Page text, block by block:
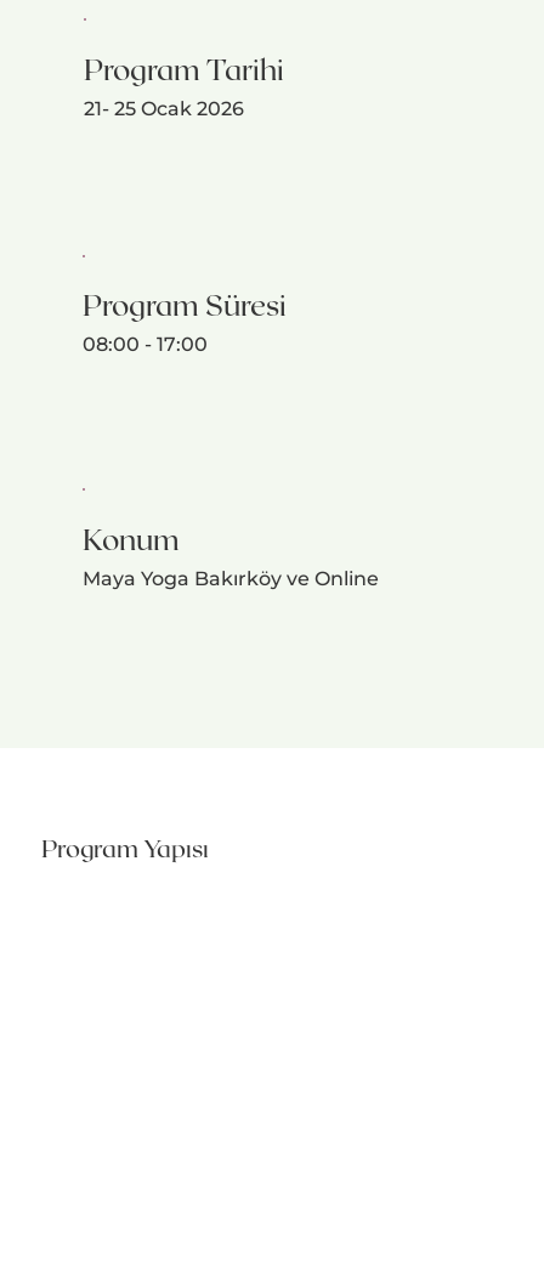
Program Tarihi
21- 25 Ocak 2026
Program Süresi
08:00 - 17:00
Konum
Maya Yoga Bakırköy ve Online
Program Yapısı